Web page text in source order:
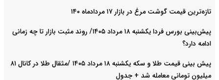
تازه‌ترین قیمت گوشت مرغ در بازار ۱۷ مردادماه ۱۴۰
پیش‌بینی بورس فردا یکشنبه ۱۸ مرداد ۱۴۰۵/ روند مثبت بازار تا چه زمانی
ادامه دارد؟
پیش‌ بینی قیمت طلا و سکه یکشنبه ۱۸ مرداد ۱۴۰۵ /مثقال طلا در کانال ۸۱
میلیون تومانی معامله شد + جدول